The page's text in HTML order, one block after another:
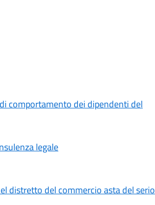
comportamento dei dipendenti del
legale
distretto del commercio asta del serio